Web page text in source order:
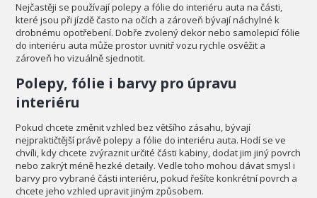
Nejčastěji se používají polepy a fólie do interiéru auta na části,
které jsou při jízdě často na očích a zároveň bývají náchylné k
drobnému opotřebení. Dobře zvolený dekor nebo samolepicí fólie
do interiéru auta může prostor uvnitř vozu rychle osvěžit a
zároveň ho vizuálně sjednotit.
Polepy, fólie i barvy pro úpravu
interiéru
Pokud chcete změnit vzhled bez většího zásahu, bývají
nejpraktičtější právě polepy a fólie do interiéru auta. Hodí se ve
chvíli, kdy chcete zvýraznit určité části kabiny, dodat jim jiný povrch
nebo zakrýt méně hezké detaily. Vedle toho mohou dávat smysl i
barvy pro vybrané části interiéru, pokud řešíte konkrétní povrch a
chcete jeho vzhled upravit jiným způsobem.